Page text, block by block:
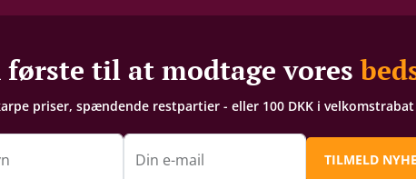
til at modtage vores
priser, spændende restpartier - eller 100 DKK i
Din e-mail TILMELD